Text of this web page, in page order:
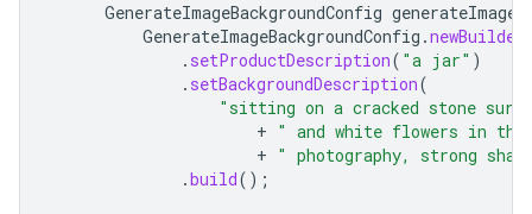
GenerateImageBackgroundConfig
GenerateImageBackgroundConfig .newBuilder
. setProductDescription( "a jar" )
. setBackgroundDescription(
"sitting on a cracked stone
+ " and white flowers in the
+ " photography, strong
.build();